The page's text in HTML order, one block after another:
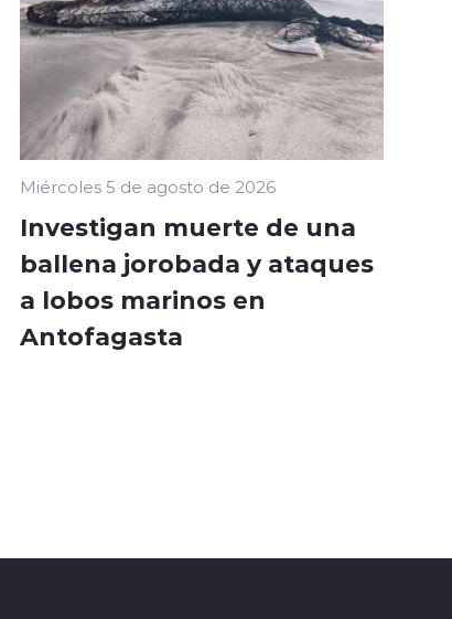
Miércoles 5 de agosto de 2026
Investigan muerte de una
ballena jorobada y ataques
a lobos marinos en
Antofagasta